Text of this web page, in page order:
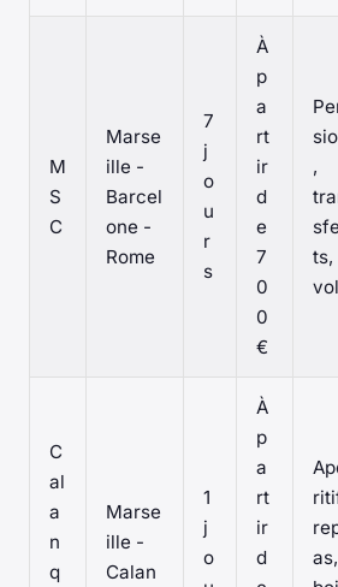
M
S
C
Marse
ille -
Barcel
one -
Rome
7
j
o
u
r
s
À
p
a
rt
ir
d
e
7
0
0
€
,
ts,
C
al
a
n
q
Marse
ille -
Calan
1
j
o
À
p
a
rt
ir
d
as,